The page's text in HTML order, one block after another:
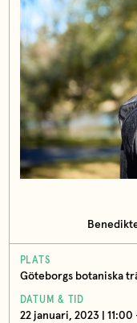
PLATS
Göteborgs botaniska
DATUM & TID
22 januari, 2023 | 11:00